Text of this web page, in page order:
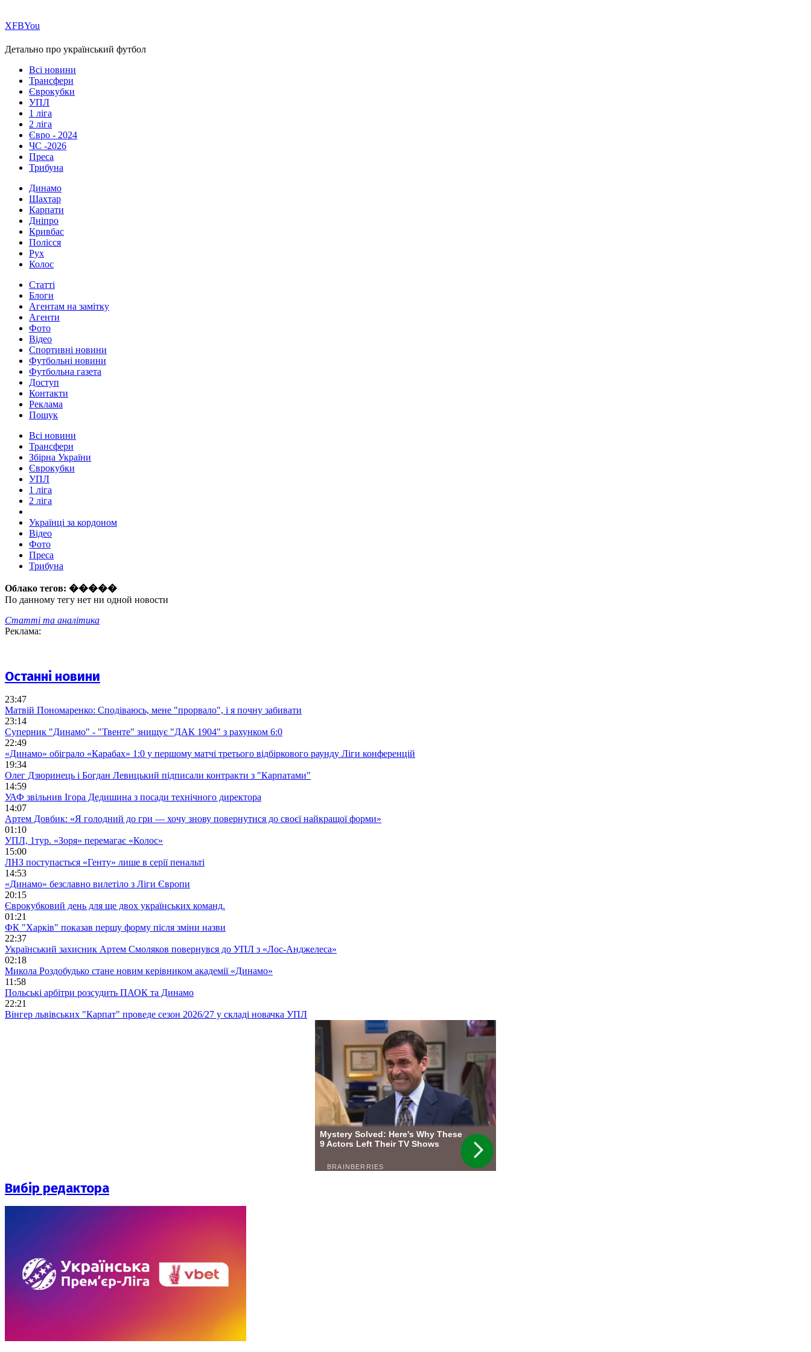
ХFBYou
Детально про український футбол
Всі новини
Трансфери
Єврокубки
УПЛ
1 ліга
2 ліга
Євро - 2024
ЧС -2026
Преса
Трибуна
Динамо
Шахтар
Карпати
Дніпро
Кривбас
Полісся
Рух
Колос
Статті
Блоги
Агентам на замітку
Агенти
Фото
Відео
Спортивні новини
Футбольні новини
Футбольна газета
Доступ
Контакти
Реклама
Пошук
Всі новини
Трансфери
Збірна України
Єврокубки
УПЛ
1 ліга
2 ліга
Українці за кордоном
Відео
Фото
Преса
Трибуна
Облако тегов: �����
По данному тегу нет ни одной новости
Статті та аналітика
Реклама:
Останні новини
23:47
Матвій Пономаренко: Сподіваюсь, мене "прорвало", і я почну забивати
23:14
Суперник "Динамо" - "Твенте" знищує "ДАК 1904" з рахунком 6:0
22:49
«Динамо» обіграло «Карабах» 1:0 у першому матчі третього відбіркового раунду Ліги конференцій
19:34
Олег Дзюринець і Богдан Левицький підписали контракти з "Карпатами"
14:59
УАФ звільнив Ігора Дедишина з посади технічного директора
14:07
Артем Довбик: «Я голодний до гри — хочу знову повернутися до своєї найкращої форми»
01:10
УПЛ, 1тур. «Зоря» перемагає «Колос»
15:00
ЛНЗ поступається «Генту» лише в серії пенальті
14:53
«Динамо» безславно вилетіло з Ліги Європи
20:15
Єврокубковий день для ще двох українських команд.
01:21
ФК "Харків" показав першу форму після зміни назви
22:37
Український захисник Артем Смоляков повернувся до УПЛ з «Лос-Анджелеса»
02:18
Микола Роздобудько стане новим керівником академії «Динамо»
11:58
Польські арбітри розсудить ПАОК та Динамо
22:21
Вінгер львівських "Карпат" проведе сезон 2026/27 у складі новачка УПЛ
Вибір редактора